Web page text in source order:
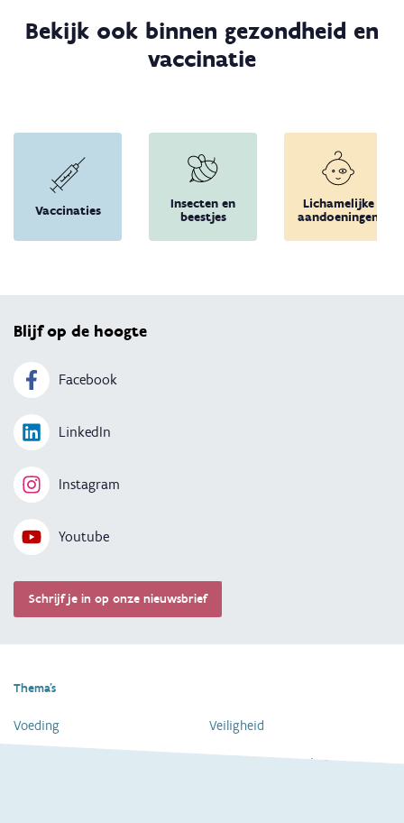
Bekijk ook binnen gezondheid en
vaccinatie
Vaccinaties
Insecten en
beestjes
Lichamelijke
aandoeningen
Blijf op de hoogte
Facebook
LinkedIn
Instagram
Youtube
Schrijf je in op onze nieuwsbrief
Thema's
Voeding Veiligheid
Dagelijkse verzorging